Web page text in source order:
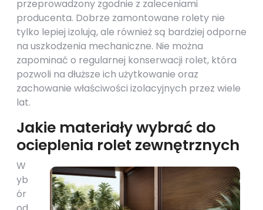
przeprowadzony zgodnie z zaleceniami
producenta. Dobrze zamontowane rolety nie
tylko lepiej izolują, ale również są bardziej odporne
na uszkodzenia mechaniczne. Nie można
zapominać o regularnej konserwacji rolet, która
pozwoli na dłuższe ich użytkowanie oraz
zachowanie właściwości izolacyjnych przez wiele
lat.
Jakie materiały wybrać do
ocieplenia rolet zewnętrznych
W
yb
ór